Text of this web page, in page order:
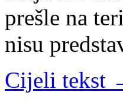
prešle na
nisu
Cijeli tekst